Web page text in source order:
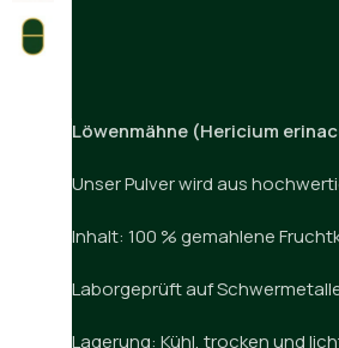
Löwenmähne (Hericium
Unser Pulver wird aus
Inhalt: 100 % gemahlene
Laborgeprüft auf
Lagerung: Kühl, trocken und